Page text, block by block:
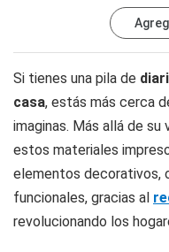
Si tienes una pila de
casa, estás más cerca
imaginas. Más allá de
estos materiales
elementos decorativos,
funcionales, gracias al
revolucionando los